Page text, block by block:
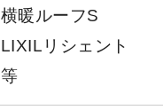
横暖ルーフS
LIXILリシェント
等